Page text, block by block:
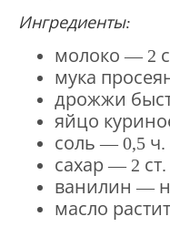
Ингредиенты:
молоко — 2
мука
дрожжи
яйцо
соль — 0,5 ч.
сахар — 2 ст.
ванилин —
масло